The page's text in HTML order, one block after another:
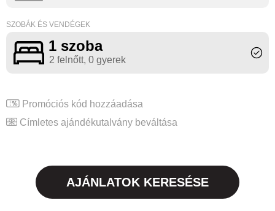
SZOBÁK ÉS VENDÉGEK
1 szoba
2 felnőtt, 0 gyerek
Promóciós kód hozzáadása
Címletes ajándékutalvány beváltása
AJÁNLATOK KERESÉSE